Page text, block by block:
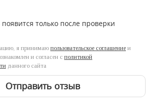
только после проверки
я принимаю пользовательское соглашение и
и согласен с политикой
данного сайта
Отправить отзыв